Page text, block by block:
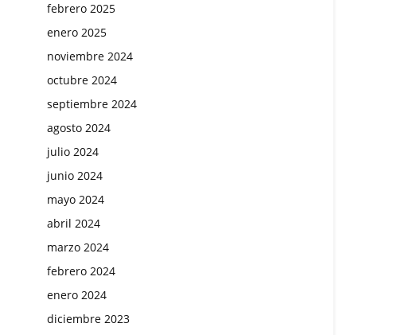
febrero 2025
enero 2025
noviembre 2024
octubre 2024
septiembre 2024
agosto 2024
julio 2024
junio 2024
mayo 2024
abril 2024
marzo 2024
febrero 2024
enero 2024
diciembre 2023